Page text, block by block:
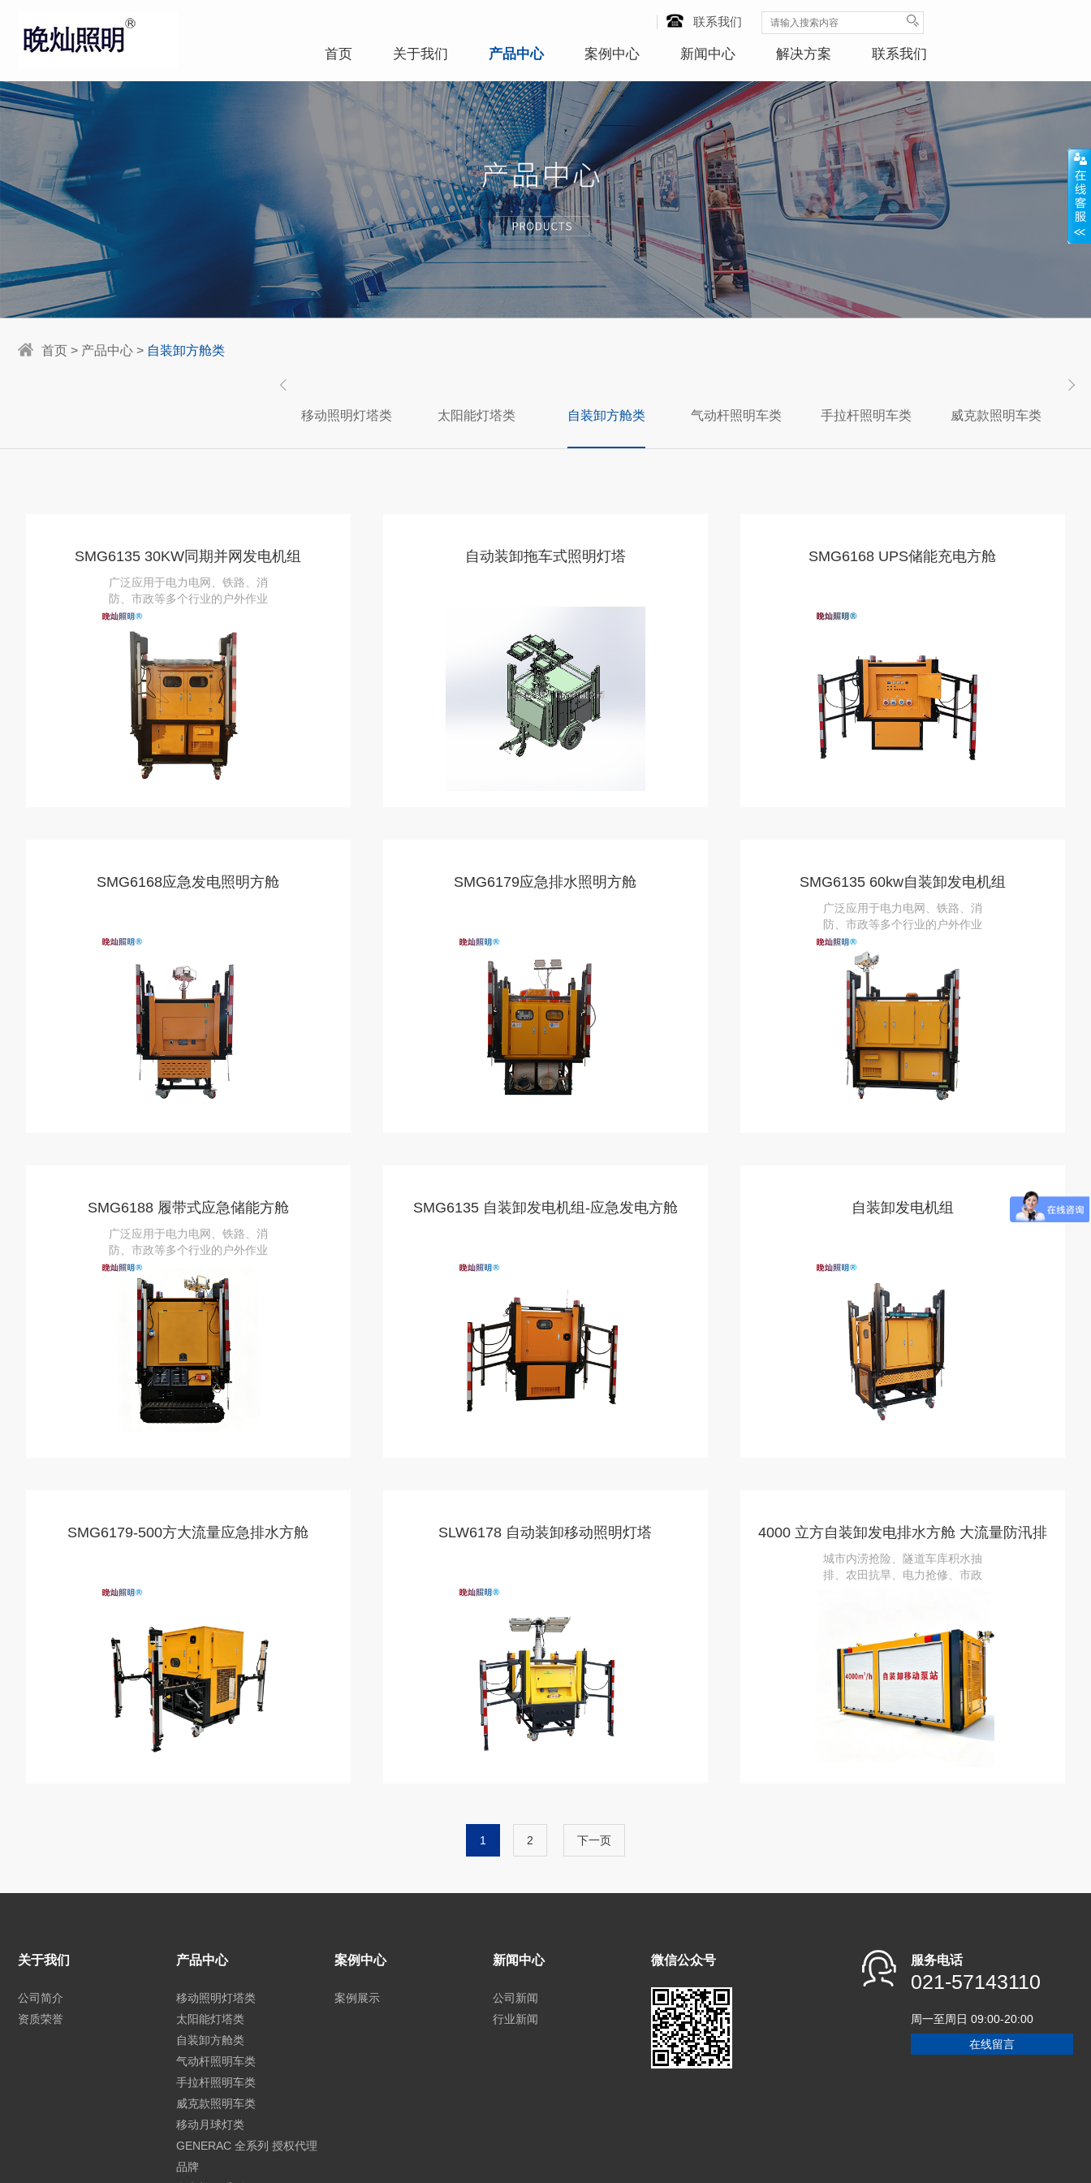
联系我们
首页 关于我们 产品中心 案例中心 新闻中心 解决方案 联系我们
首页 > 产品中心 > 自装卸方舱类
移动照明灯塔类 太阳能灯塔类 自装卸方舱类 气动杆照明车类 手拉杆照明车类 威克款照明车类
SMG6135 30KW同期并网发电机组
广泛应用于电力电网、铁路、消
防、市政等多个行业的户外作业
场景，为各类应急事件与施工维
护工作提供可靠的能源与照明支
自动装卸拖车式照明灯塔 SMG6168 UPS储能充电方舱
SMG6168应急发电照明方舱 SMG6179应急排水照明方舱 SMG6135 60kw自装卸发电机组
广泛应用于电力电网、铁路、消
防、市政等多个行业的户外作业
场景，为各类应急事件与施工维
护工作提供可靠的能源与照明支
SMG6188 履带式应急储能方舱
广泛应用于电力电网、铁路、消
防、市政等多个行业的户外作业
场景，为各类应急事件与施工维
护工作提供可靠的能源与照明支
持。
SMG6135 自装卸发电机组-应急发电方舱 自装卸发电机组
SMG6179-500方大流量应急排水方舱 SLW6178 自动装卸移动照明灯塔
4000 立方自装卸发电排水方舱 大流量防汛排
涝泵站
城市内涝抢险、隧道车库积水抽
排、农田抗旱、电力抢修、市政
1 2 下一页
关于我们
公司简介
资质荣誉
产品中心
移动照明灯塔类
太阳能灯塔类
自装卸方舱类
气动杆照明车类
手拉杆照明车类
威克款照明车类
移动月球灯类
GENERAC 全系列 授权代理
品牌
案例中心
案例展示
新闻中心
公司新闻
行业新闻
微信公众号 服务电话
021-57143110
周一至周日 09:00-20:00
在线留言